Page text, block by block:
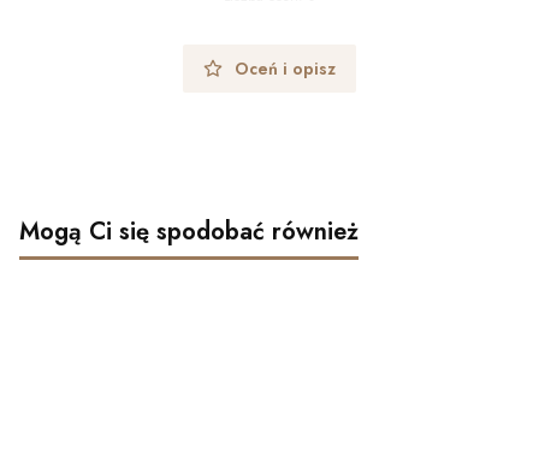
Oceń i opisz
Mogą Ci się spodobać również